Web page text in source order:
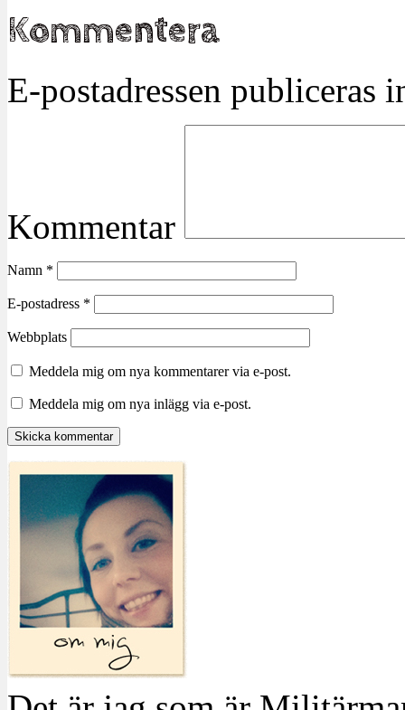
Kommentera
E-postadressen publiceras
Kommentar
Namn *
E-postadress *
Webbplats
Meddela mig om nya kommentarer via e-post.
Meddela mig om nya inlägg via e-post.